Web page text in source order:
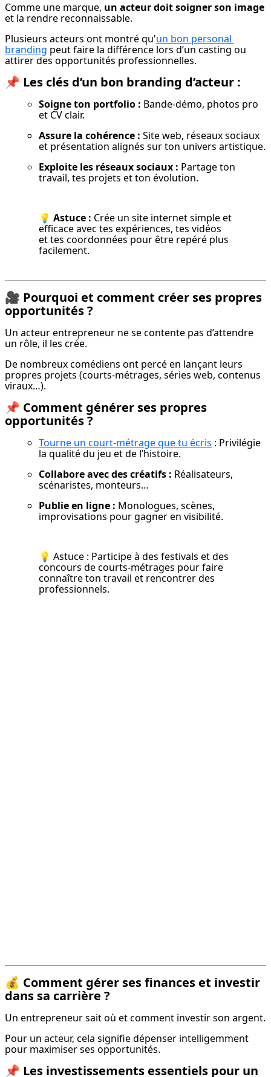
Comme une marque, un acteur doit soigner son image
et la rendre reconnaissable.
Plusieurs acteurs ont montré qu'un bon personal
branding peut faire la différence lors d’un casting ou
attirer des opportunités professionnelles.
📌 Les clés d’un bon branding d’acteur :
Soigne ton portfolio : Bande-démo, photos pro
et CV clair.
Assure la cohérence : Site web, réseaux sociaux
et présentation alignés sur ton univers artistique.
Exploite les réseaux sociaux : Partage ton
travail, tes projets et ton évolution.
💡 Astuce : Crée un site internet simple et
efficace avec tes expériences, tes vidéos
et tes coordonnées pour être repéré plus
facilement.
🎥 Pourquoi et comment créer ses propres
opportunités ?
Un acteur entrepreneur ne se contente pas d’attendre
un rôle, il les crée.
De nombreux comédiens ont percé en lançant leurs
propres projets (courts-métrages, séries web, contenus
viraux…).
📌 Comment générer ses propres
opportunités ?
Tourne un court-métrage que tu écris : Privilégie
la qualité du jeu et de l’histoire.
Collabore avec des créatifs : Réalisateurs,
scénaristes, monteurs…
Publie en ligne : Monologues, scènes,
improvisations pour gagner en visibilité.
💡 Astuce : Participe à des festivals et des
concours de courts-métrages pour faire
connaître ton travail et rencontrer des
professionnels.
💰 Comment gérer ses finances et investir
dans sa carrière ?
Un entrepreneur sait où et comment investir son argent.
Pour un acteur, cela signifie dépenser intelligemment
pour maximiser ses opportunités.
📌 Les investissements essentiels pour un